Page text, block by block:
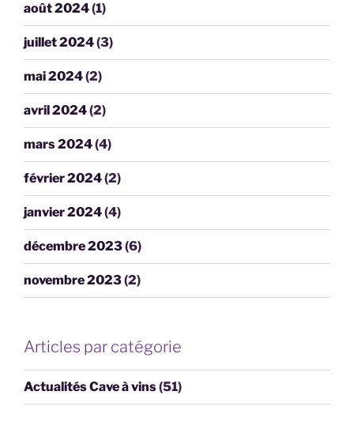
août 2024(1)
juillet 2024(3)
mai 2024(2)
avril 2024(2)
mars 2024(4)
février 2024(2)
janvier 2024(4)
décembre 2023(6)
novembre 2023(2)
Articles par catégorie
Actualités Cave à vins(51)